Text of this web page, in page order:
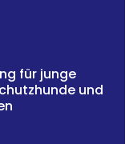
für junge
und